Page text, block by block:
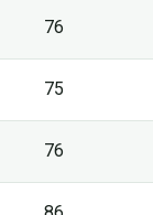
76
75
76